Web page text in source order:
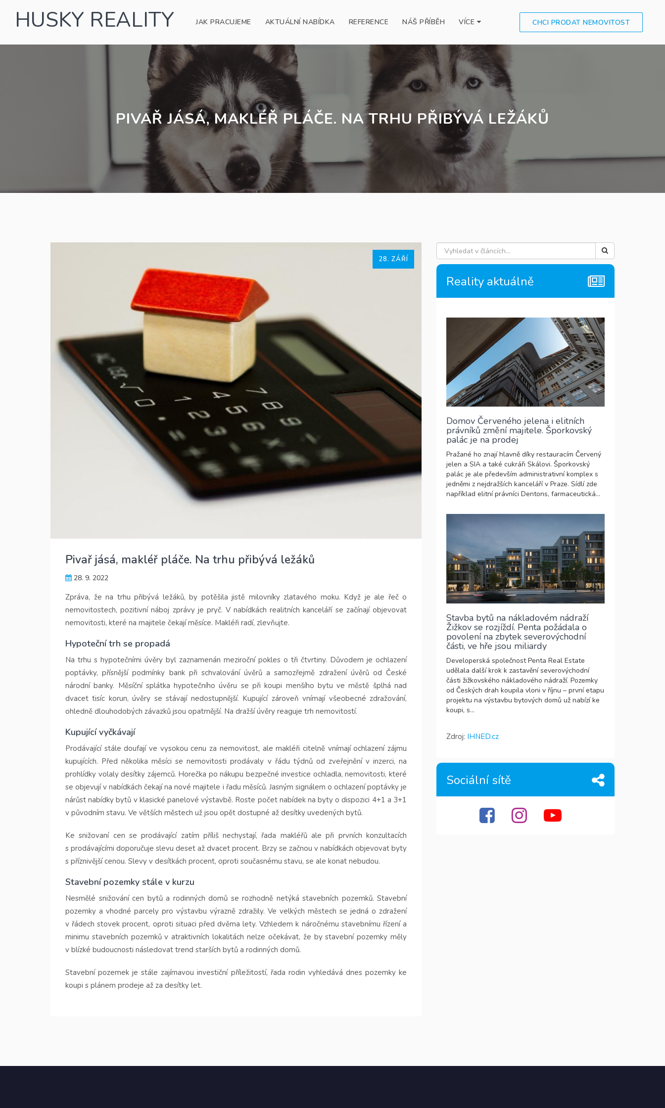
HUSKY REALITY JAK PRACUJEME AKTUÁLNÍ NABÍDKA REFERENCE NÁŠ PŘÍBĚH VÍCE CHCI PRODAT NEMOVITOST
PIVAŘ JÁSÁ, MAKLÉŘ PLÁČE. NA TRHU PŘIBÝVÁ LEŽÁKŮ
Pivař jásá, makléř pláče. Na trhu přibývá ležáků
28. 9. 2022
28. ZÁŘÍ
Zpráva, že na trhu přibývá ležáků, by potěšila jistě milovníky zlatavého moku. Když je ale řeč o
nemovitostech, pozitivní náboj zprávy je pryč. V nabídkách realitních kanceláří se začínají objevovat
nemovitosti, které na majitele čekají měsíce. Makléři radí, zlevňujte.
Hypoteční trh se propadá
Na trhu s hypotečními úvěry byl zaznamenán meziroční pokles o tři čtvrtiny. Důvodem je ochlazení
poptávky, přísnější podmínky bank při schvalování úvěrů a samozřejmě zdražení úvěrů od České
národní banky. Měsíční splátka hypotečního úvěru se při koupi menšího bytu ve městě šplhá nad
dvacet tisíc korun, úvěry se stávají nedostupnější. Kupující zároveň vnímají všeobecné zdražování,
ohledně dlouhodobých závazků jsou opatrnější. Na dražší úvěry reaguje trh nemovitostí.
Kupující vyčkávají
Prodávající stále doufají ve vysokou cenu za nemovitost, ale makléři citelně vnímají ochlazení zájmu
kupujících. Před několika měsíci se nemovitosti prodávaly v řádu týdnů od zveřejnění v inzerci, na
prohlídky volaly desítky zájemců. Horečka po nákupu bezpečné investice ochladla, nemovitosti, které
se objevují v nabídkách čekají na nové majitele i řadu měsíců. Jasným signálem o ochlazení poptávky je
nárůst nabídky bytů v klasické panelové výstavbě. Roste počet nabídek na byty o dispozici 4+1 a 3+1
v původním stavu. Ve větších městech už jsou opět dostupné až desítky uvedených bytů.
Ke snižovaní cen se prodávající zatím příliš nechystají, řada makléřů ale při prvních konzultacích
s prodávajícími doporučuje slevu deset až dvacet procent. Brzy se začnou v nabídkách objevovat byty
s příznivější cenou. Slevy v desítkách procent, oproti současnému stavu, se ale konat nebudou.
Stavební pozemky stále v kurzu
Nesmělé snižování cen bytů a rodinných domů se rozhodně netýká stavebních pozemků. Stavební
pozemky a vhodné parcely pro výstavbu výrazně zdražily. Ve velkých městech se jedná o zdražení
v řádech stovek procent, oproti situaci před dvěma lety. Vzhledem k náročnému stavebnímu řízení a
minimu stavebních pozemků v atraktivních lokalitách nelze očekávat, že by stavební pozemky měly
v blízké budoucnosti následovat trend starších bytů a rodinných domů.
Stavební pozemek je stále zajímavou investiční příležitostí, řada rodin vyhledává dnes pozemky ke
koupi s plánem prodeje až za desítky let.
Reality aktuálně
Domov Červeného jelena i elitních
právníků změní majitele. Šporkovský
palác je na prodej
Pražané ho znají hlavně díky restauracím Červený
jelen a SIA a také cukráři Skálovi. Šporkovský
palác je ale především administrativní komplex s
jedněmi z nejdražších kanceláří v Praze. Sídlí zde
například elitní právníci Dentons, farmaceutická...
Stavba bytů na nákladovém nádraží
Žižkov se rozjíždí. Penta požádala o
povolení na zbytek severovýchodní
části, ve hře jsou miliardy
Developerská společnost Penta Real Estate
udělala další krok k zastavění severovýchodní
části žižkovského nákladového nádraží. Pozemky
od Českých drah koupila vloni v říjnu – první etapu
projektu na výstavbu bytových domů už nabízí ke
koupi, s...
Zdroj: IHNED.cz
Sociální sítě